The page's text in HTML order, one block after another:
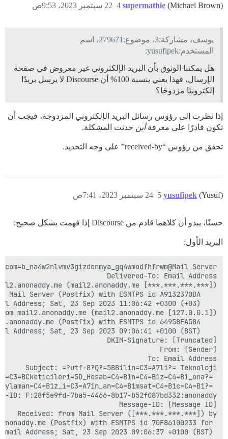
supermathie (Michael Brown) 22 سبتمبر 2023، 9:53ص 4
يوسف، مشاركة:3، موضوع:279671، اسم
المستخدم:yusufipek:
هل يمكننا الوثوق بأن البريد الإلكتروني غير معروض في صفحة
الإرسال، فهذا يعني بنسبة 100% أن Discourse لا يرسل بريدًا
إلكترونيًا مزدوجًا؟
إذا نظرت إلى رؤوس رسائل البريد الإلكتروني المزدوجة، فيجب أن
تكون قادرًا على معرفةأين حدثت المشكلة.
تحقق من رؤوس “received-by” على وجه التحديد.
yusufipek (Yusuf) 24 سبتمبر 2023، 7:41ص 5
حسنًا، يبدو أن كلاهما قادم من Discourse إذا فهمت بشكل صحيح:
البريد الأول: